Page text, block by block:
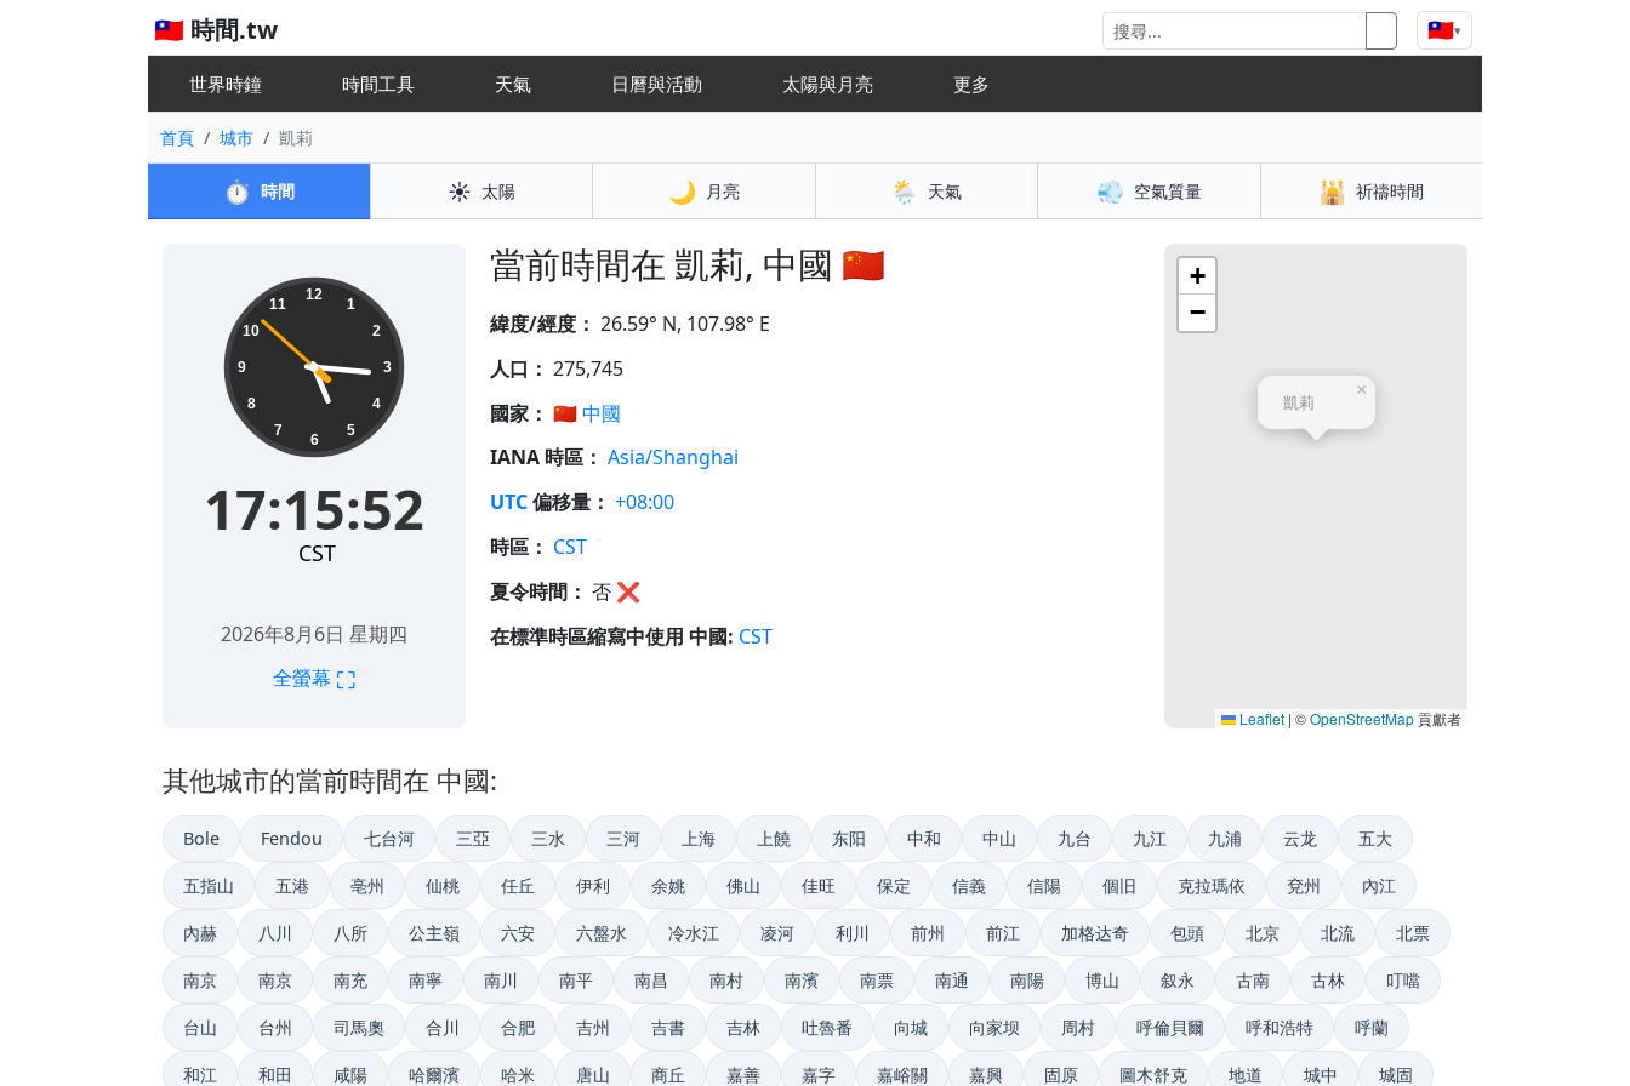
🇹🇼 時間.tw 🇹🇼▾
世界時鐘 時間工具 天氣 日曆與活動 太陽與月亮
首頁 城市 凱莉
⏱️ 時間 ☀️ 太陽 🌙 月亮 🌦️ 天氣 💨 空氣質量 🕌 祈禱時間
當前時間在 凱莉, 中國 🇨🇳
17:15:52 12
1
2
3
4
5
6
7
8
9
10
11
17:15:52
CST
2026年8月6日 星期四
全螢幕 ⛶
緯度/經度： 26.59° N, 107.98° E
人口： 275,745
國家： 🇨🇳中國
IANA 時區： Asia/Shanghai
UTC偏移量： +08:00
時區： CST
夏令時間： 否 ❌
在標準時區縮寫中使用 中國: CST
凱莉
×
+
−
Leaflet | ©OpenStreetMap貢獻者
其他城市的當前時間在 中國:
Bole Fendou 七台河 三亞 三水 三河 上海 上饒 东阳 中和 中山 九台 九江 九浦 云龙 五大
五指山 五港 亳州 仙桃 任丘 伊利 余姚 佛山 佳旺 保定 信義 信陽 個旧 克拉瑪依 兗州 內江
內赫 八川 八所 公主嶺 六安 六盤水 冷水江 凌河 利川 前州 前江 加格达奇 包頭 北京 北流 北票
南京 南京 南充 南寧 南川 南平 南昌 南村 南濱 南票 南通 南陽 博山 叙永 古南 古林 叮噹
台山 台州 司馬奧 合川 合肥 吉州 吉書 吉林 吐魯番 向城 向家坝 周村 呼倫貝爾 呼和浩特 呼蘭
和江 和田 咸陽 哈爾濱 哈米 唐山 商丘 嘉善 嘉字 嘉峪關 嘉興 固原 圖木舒克 地道 城中 城固